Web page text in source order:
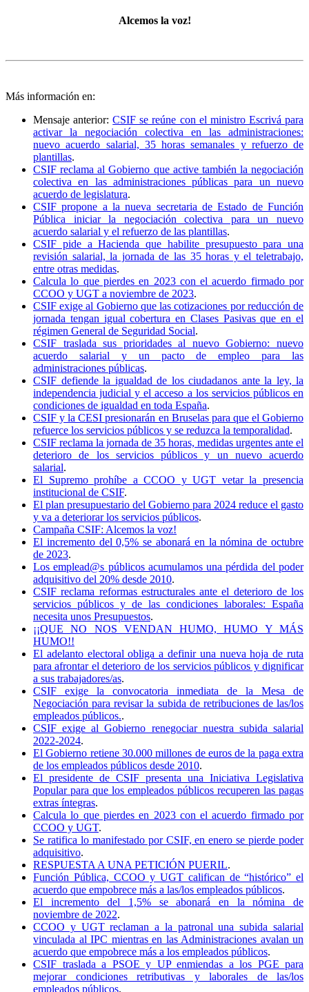
Alcemos la voz!
Más información en:
Mensaje anterior:CSIF se reúne con el ministro Escrivá para
activar la negociación colectiva en las administraciones:
nuevo acuerdo salarial, 35 horas semanales y refuerzo de
plantillas.
CSIF reclama al Gobierno que active también la negociación
colectiva en las administraciones públicas para un nuevo
acuerdo de legislatura.
CSIF propone a la nueva secretaria de Estado de Función
Pública iniciar la negociación colectiva para un nuevo
acuerdo salarial y el refuerzo de las plantillas.
CSIF pide a Hacienda que habilite presupuesto para una
revisión salarial, la jornada de las 35 horas y el teletrabajo,
entre otras medidas.
Calcula lo que pierdes en 2023 con el acuerdo firmado por
CCOO y UGT a noviembre de 2023.
CSIF exige al Gobierno que las cotizaciones por reducción de
jornada tengan igual cobertura en Clases Pasivas que en el
régimen General de Seguridad Social.
CSIF traslada sus prioridades al nuevo Gobierno: nuevo
acuerdo salarial y un pacto de empleo para las
administraciones públicas.
CSIF defiende la igualdad de los ciudadanos ante la ley, la
independencia judicial y el acceso a los servicios públicos en
condiciones de igualdad en toda España.
CSIF y la CESI presionarán en Bruselas para que el Gobierno
refuerce los servicios públicos y se reduzca la temporalidad.
CSIF reclama la jornada de 35 horas, medidas urgentes ante el
deterioro de los servicios públicos y un nuevo acuerdo
salarial.
El Supremo prohíbe a CCOO y UGT vetar la presencia
institucional de CSIF.
El plan presupuestario del Gobierno para 2024 reduce el gasto
y va a deteriorar los servicios públicos.
Campaña CSIF: Alcemos la voz!
El incremento del 0,5% se abonará en la nómina de octubre
de 2023.
Los emplead@s públicos acumulamos una pérdida del poder
adquisitivo del 20% desde 2010.
CSIF reclama reformas estructurales ante el deterioro de los
servicios públicos y de las condiciones laborales: España
necesita unos Presupuestos.
¡¡QUE NO NOS VENDAN HUMO, HUMO Y MÁS
HUMO!!
El adelanto electoral obliga a definir una nueva hoja de ruta
para afrontar el deterioro de los servicios públicos y dignificar
a sus trabajadores/as.
CSIF exige la convocatoria inmediata de la Mesa de
Negociación para revisar la subida de retribuciones de las/los
empleados públicos..
CSIF exige al Gobierno renegociar nuestra subida salarial
2022-2024.
El Gobierno retiene 30.000 millones de euros de la paga extra
de los empleados públicos desde 2010.
El presidente de CSIF presenta una Iniciativa Legislativa
Popular para que los empleados públicos recuperen las pagas
extras íntegras.
Calcula lo que pierdes en 2023 con el acuerdo firmado por
CCOO y UGT.
Se ratifica lo manifestado por CSIF, en enero se pierde poder
adquisitivo.
RESPUESTA A UNA PETICIÓN PUERIL.
Función Pública, CCOO y UGT califican de “histórico” el
acuerdo que empobrece más a las/los empleados públicos.
El incremento del 1,5% se abonará en la nómina de
noviembre de 2022.
CCOO y UGT reclaman a la patronal una subida salarial
vinculada al IPC mientras en las Administraciones avalan un
acuerdo que empobrece más a los empleados públicos.
CSIF traslada a PSOE y UP enmiendas a los PGE para
mejorar condiciones retributivas y laborales de las/los
empleados públicos.